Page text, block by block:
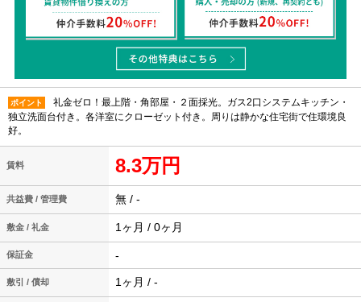
ポイント
礼金ゼロ！最上階・角部屋・２面採光。ガス2口システムキッチン・
独立洗面台付き。各洋室にクローゼット付き。周りは静かな住宅街で住環境良
好。
賃料 8.3万円
共益費 / 管理費 無 / -
敷金 / 礼金 1ヶ月 / 0ヶ月
保証金 -
敷引 / 償却 1ヶ月 / -